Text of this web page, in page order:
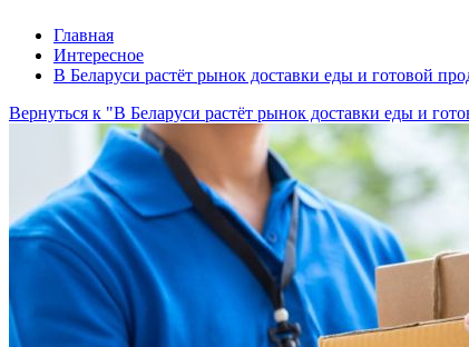
Главная
Интересное
В Беларуси растёт рынок доставки еды и готовой
Вернуться к "В Беларуси растёт рынок доставки еды и